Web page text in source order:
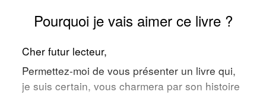
Pourquoi je vais aimer ce livre ?
Cher futur lecteur,
Permettez-moi de vous présenter un livre qui,
je suis certain, vous charmera par son histoire